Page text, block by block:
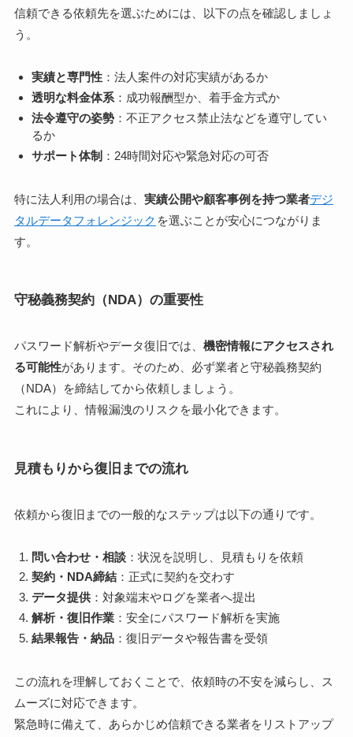
信頼できる依頼先を選ぶためには、以下の点を確認しましょ
う。
実績と専門性 ：法人案件の対応実績があるか
透明な料金体系 ：成功報酬型か、着手金方式か
法令遵守の姿勢 ：不正アクセス禁止法などを遵守してい
るか
サポート体制 ：24時間対応や緊急対応の可否
特に法人利用の場合は、 実績公開や顧客事例を持つ業者デジ
タルデータフォレンジック を選ぶことが安心につながりま
す。
守秘義務契約（NDA）の重要性
パスワード解析やデータ復旧では、 機密情報にアクセスされ
る可能性があります。そのため、必ず業者と守秘義務契約
（NDA）を締結してから依頼しましょう。
これにより、情報漏洩のリスクを最小化できます。
見積もりから復旧までの流れ
依頼から復旧までの一般的なステップは以下の通りです。
問い合わせ・相談 ：状況を説明し、見積もりを依頼
契約・NDA締結 ：正式に契約を交わす
データ提供 ：対象端末やログを業者へ提出
解析・復旧作業 ：安全にパスワード解析を実施
結果報告・納品 ：復旧データや報告書を受領
この流れを理解しておくことで、依頼時の不安を減らし、ス
ムーズに対応できます。
緊急時に備えて、あらかじめ信頼できる業者をリストアップ